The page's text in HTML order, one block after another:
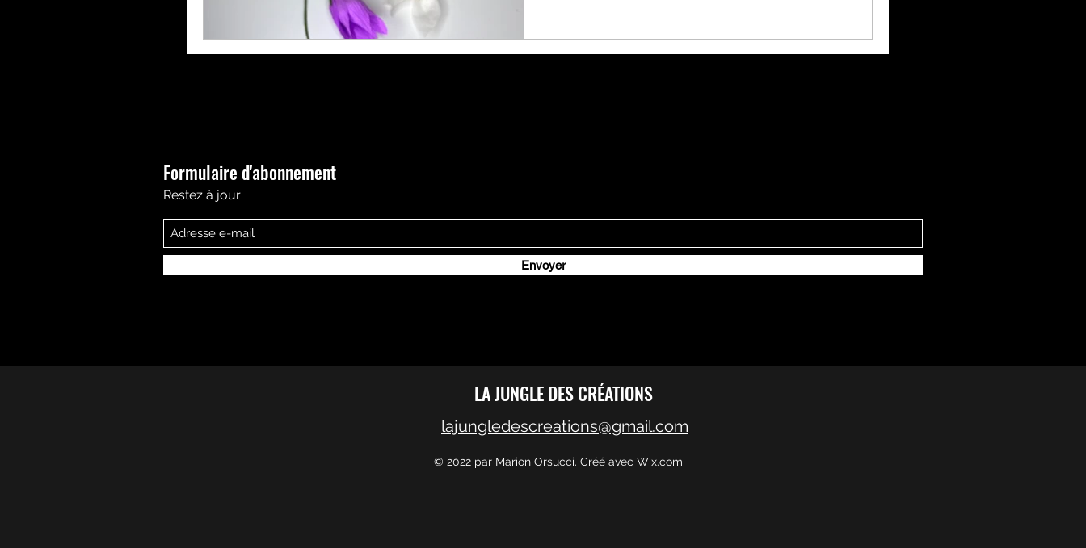
Formulaire d'abonnement
Restez à jour
Envoyer
LA JUNGLE DES CRÉATIONS
lajungledescreations@gmail.com
© 2022 par Marion Orsucci. Créé avec Wix.com